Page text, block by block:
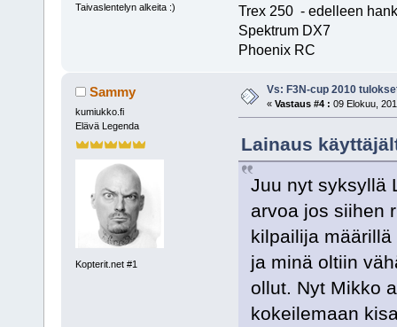
Taivaslentelyn alkeita :)
Trex 250 - edelleen
Spektrum DX7
Phoenix RC
Sammy
kumiukko.fi
Elävä Legenda
Kopterit.net #1
Vs: F3N-cup 2010
« Vastaus #4 : 09 Elokuu,
Lainaus
Juu nyt syksyllä
arvoa jos siihen
kilpailija
ja minä oltiin
ollut. Nyt Mikko
kokeilemaan